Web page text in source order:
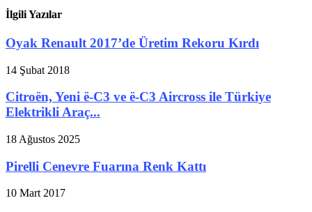
İlgili Yazılar
Oyak Renault 2017’de Üretim Rekoru Kırdı
14 Şubat 2018
Citroën, Yeni ë-C3 ve ë-C3 Aircross ile Türkiye
Elektrikli Araç...
18 Ağustos 2025
Pirelli Cenevre Fuarına Renk Kattı
10 Mart 2017